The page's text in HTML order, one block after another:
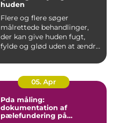
huden
Flere og flere søger
målrettede behandlinger,
der kan give huden fugt,
fylde og glød uden at ændre
05. Apr
Pda måling:
dokumentation af
pælefundering på